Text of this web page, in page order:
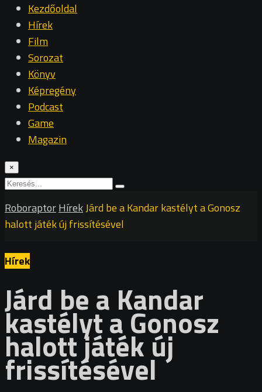
Kezdőoldal
Hírek
Film
Sorozat
Könyv
Képregény
Podcast
Game
Magazin
×
RoboraptorHírekJárd be a Kandar kastélyt a Gonosz
halott játék új frissítésével
Hírek
Járd be a Kandar
kastélyt a Gonosz
halott játék új
frissítésével